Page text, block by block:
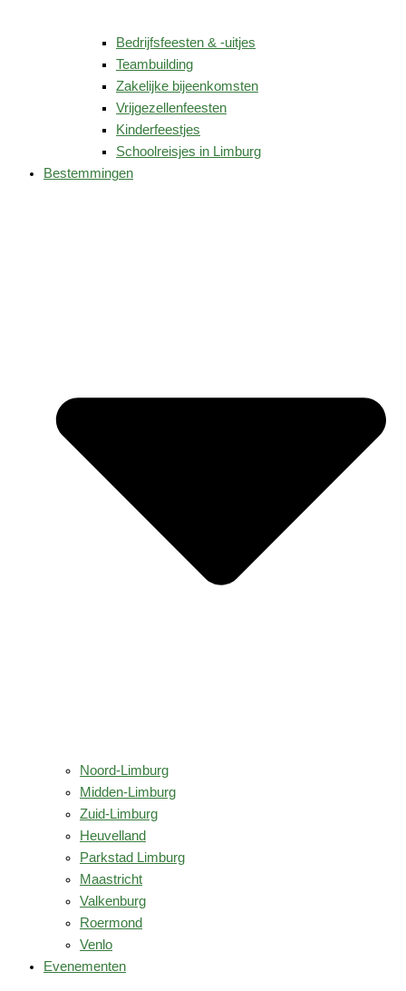
Bedrijfsfeesten & -uitjes
Teambuilding
Zakelijke bijeenkomsten
Vrijgezellenfeesten
Kinderfeestjes
Schoolreisjes in Limburg
Bestemmingen
Noord-Limburg
Midden-Limburg
Zuid-Limburg
Heuvelland
Parkstad Limburg
Maastricht
Valkenburg
Roermond
Venlo
Evenementen